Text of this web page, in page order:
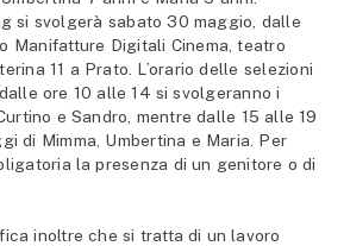
si svolgerà sabato 30 maggio, dalle
Manifatture Digitali Cinema, teatro
11 a Prato. L’orario delle selezioni
ore 10 alle 14 si svolgeranno i
e Sandro, mentre dalle 15 alle 19
di Mimma, Umbertina e Maria. Per
la presenza di un genitore o di
inoltre che si tratta di un lavoro